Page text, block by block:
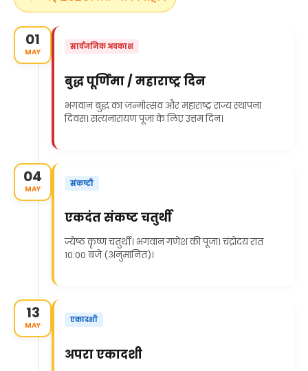
01
MAY
सार्वजनिक अवकाश
बुद्ध पूर्णिमा / महाराष्ट्र दिन
भगवान बुद्ध का जन्मोत्सव और महाराष्ट्र राज्य स्थापना
दिवस। सत्यनारायण पूजा के लिए उत्तम दिन।
04
MAY
संकष्टी
एकदंत संकष्ट चतुर्थी
ज्येष्ठ कृष्ण चतुर्थी। भगवान गणेश की पूजा। चंद्रोदय रात
10:00 बजे (अनुमानित)।
13
MAY
एकादशी
अपरा एकादशी